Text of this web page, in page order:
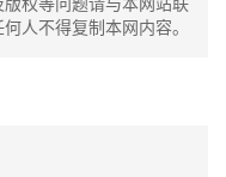
权等问题请与本网站联
人不得复制本网内容。